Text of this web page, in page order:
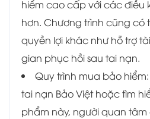
hiểm cao cấp với các điều
hơn. Chương trình cũng
quyền lợi khác như hỗ trợ
gian phục hồi sau tai nạn.
Quy trình mua bảo
tai nạn Bảo Việt hoặc tìm
phẩm này, người quan tâm